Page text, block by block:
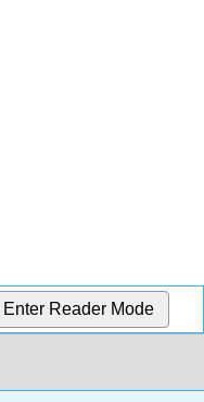
Enter Reader Mode